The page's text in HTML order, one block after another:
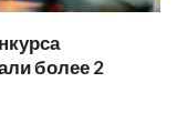
более 2